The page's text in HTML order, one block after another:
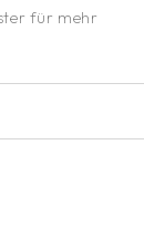
für mehr